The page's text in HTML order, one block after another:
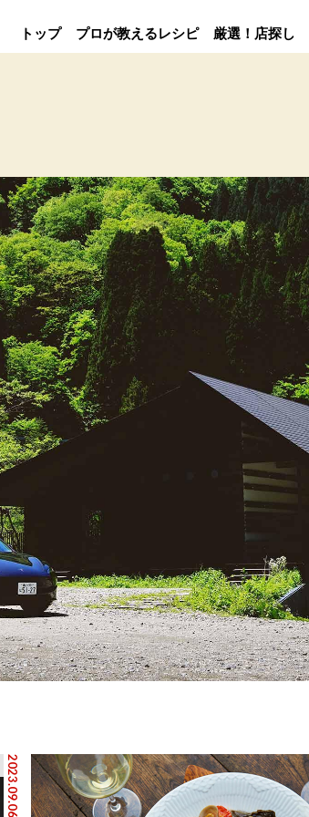
トップ プロが教えるレシピ 厳選！店探し
2023.09.06